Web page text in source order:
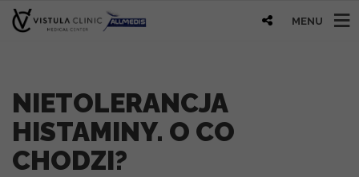
MENU
NIETOLERANCJA
HISTAMINY. O CO
CHODZI?